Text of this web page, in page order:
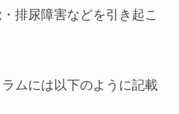
排尿障害などを引き起こ
ムには以下のように記載